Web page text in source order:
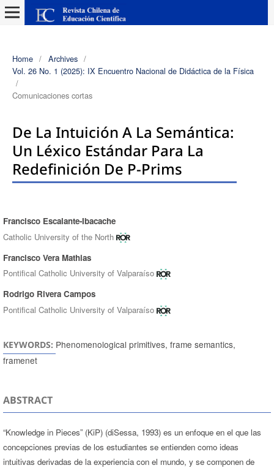
Home / Archives /
Vol. 26 No. 1 (2025): IX Encuentro Nacional de Didáctica de la Física
/
Comunicaciones cortas
De La Intuición A La Semántica:
Un Léxico Estándar Para La
Redefinición De P-Prims
Authors
Francisco Escalante-Ibacache
Catholic University of the North
Francisco Vera Mathias
Pontifical Catholic University of Valparaíso
Rodrigo Rivera Campos
Pontifical Catholic University of Valparaíso
KEYWORDS: Phenomenological primitives, frame semantics,
framenet
ABSTRACT
“Knowledge in Pieces” (KiP) (diSessa, 1993) es un enfoque en el que las
concepciones previas de los estudiantes se entienden como ideas
intuitivas derivadas de la experiencia con el mundo, y se componen de